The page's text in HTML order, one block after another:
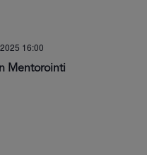
Mentorointi
16:00